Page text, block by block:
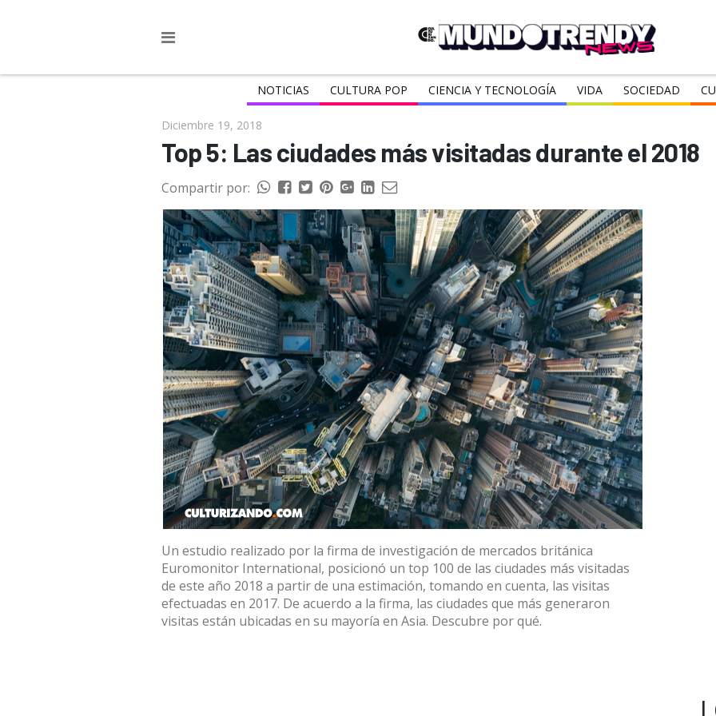
NOTICIAS CULTURA POP CIENCIA Y TECNOLOGÍA VIDA SOCIEDAD
Diciembre 19, 2018
Top 5: Las ciudades más visitadas durante el 2018
Compartir por:
Un estudio realizado por la firma de investigación de mercados británica
Euromonitor International, posicionó un top 100 de las ciudades más visitadas
de este año 2018 a partir de una estimación, tomando en cuenta, las visitas
efectuadas en 2017. De acuerdo a la firma, las ciudades que más generaron
visitas están ubicadas en su mayoría en Asia. Descubre por qué.